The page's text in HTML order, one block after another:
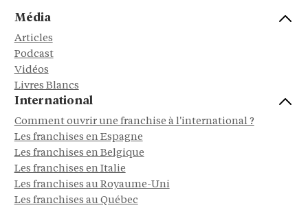
Média
Articles
Podcast
Vidéos
Livres Blancs
International
Comment ouvrir une franchise à l'international ?
Les franchises en Espagne
Les franchises en Belgique
Les franchises en Italie
Les franchises au Royaume-Uni
Les franchises au Québec